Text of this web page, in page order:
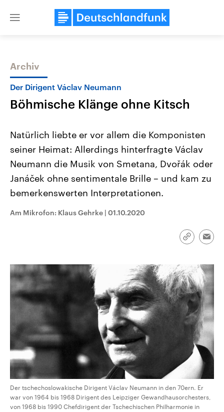
Close
Themen
Landtagswahl Sachsen-Anhalt
2026
Alle Informationen
Sachsen-Anhalt wählt am 6.
Landtag. Seit 2021 wird das
und Kandidaten der anstehenden
Wahl.
USA
Aktuelle Beiträge,
Hintergründe
Wirtschaftlich und
den mächtigsten Ländern
aktuelle Weltgeschehen.
Audio-Archiv
Archiv
Der Dirigent Václav Neumann
Böhmische Klänge ohne Kitsch
Natürlich liebte er vor allem die Komponisten
seiner Heimat: Allerdings hinterfragte Václav
Neumann die Musik von Smetana, Dvořák oder
Janáček ohne sentimentale Brille – und kam zu
bemerkenswerten Interpretationen.
Am Mikrofon: Klaus Gehrke | 01.10.2020
Link
Der tschechoslowakische Dirigent Václav Neumann in den 70ern. Er
war von 1964 bis 1968 Dirigent des Leipziger Gewandhausorchesters,
von 1968 bis 1990 Chefdirigent der Tschechischen Philharmonie in